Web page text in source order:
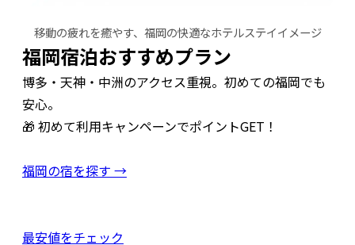
移動の疲れを癒やす、福岡の快適なホテルステイイメージ
福岡宿泊おすすめプラン
博多・天神・中洲のアクセス重視。初めての福岡でも
安心。
🎁 初めて利用キャンペーンでポイントGET！
福岡の宿を探す →
最安値をチェック